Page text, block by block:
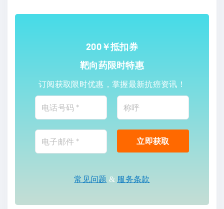
200￥抵扣券
靶向药限时特惠
订阅获取限时优惠，掌握最新抗癌资讯！
常见问题 & 服务条款